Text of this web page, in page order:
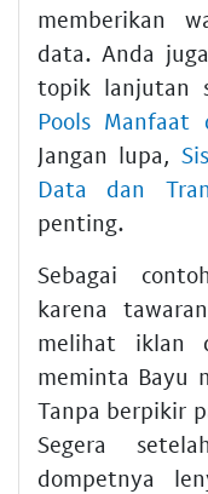
memberikan
data. Anda
topik lanjutan
Pools Manfaat
Jangan lupa,
Data dan
penting.
Sebagai
karena
melihat iklan
meminta Bayu
Tanpa berpikir
Segera
dompetnya